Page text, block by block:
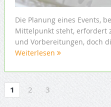
Die Planung eines Events,
Mittelpunkt steht, erfordert
und Vorbereitungen, doch
Weiterlesen
1 2 3